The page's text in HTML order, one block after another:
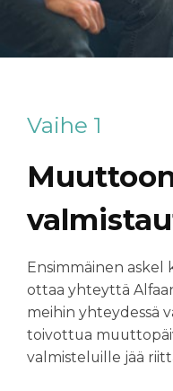
Vaihe 1
Ensimmäinen
ottaa yhteyttä
meihin yhteydessä
toivottua
valmisteluille jää